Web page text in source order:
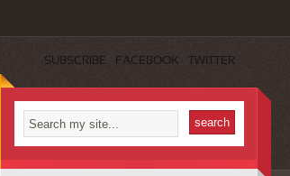
SUBSCRIBE FACEBOOK TWITTER